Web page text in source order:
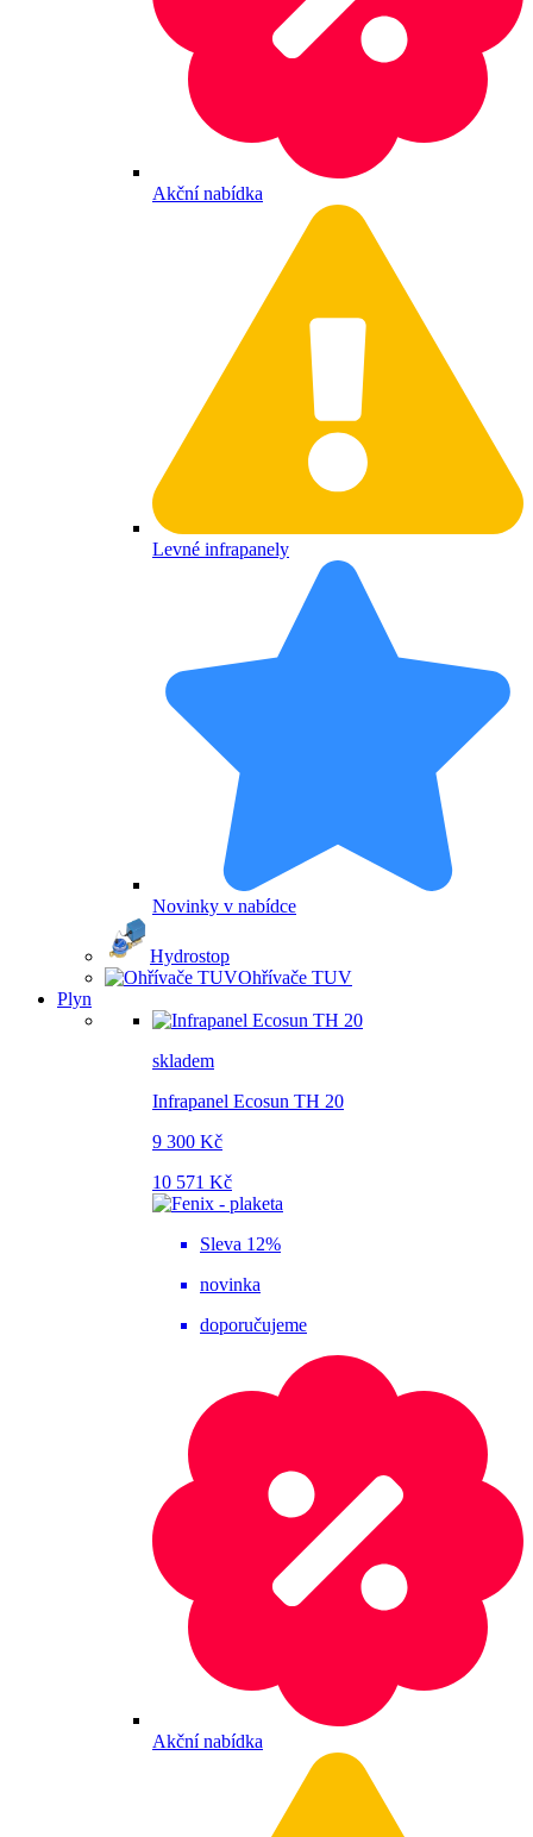
Akční nabídka
Levné infrapanely
Novinky v nabídce
Hydrostop
Ohřívače TUV
Plyn
skladem
Infrapanel Ecosun TH 20
9 300 Kč
10 571 Kč
Sleva 12%
novinka
doporučujeme
Akční nabídka